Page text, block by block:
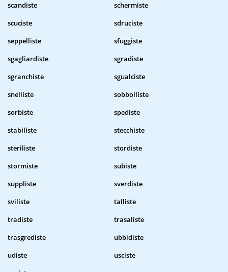
scandiste
schermiste
scuciste
sdruciste
seppelliste
sfuggiste
sgagliardiste
sgradiste
sgranchiste
sgualciste
snelliste
sobbolliste
sorbiste
spediste
stabiliste
stecchiste
steriliste
stordiste
stormiste
subiste
suppliste
sverdiste
sviliste
talliste
tradiste
trasaliste
trasgrediste
ubbidiste
udiste
usciste